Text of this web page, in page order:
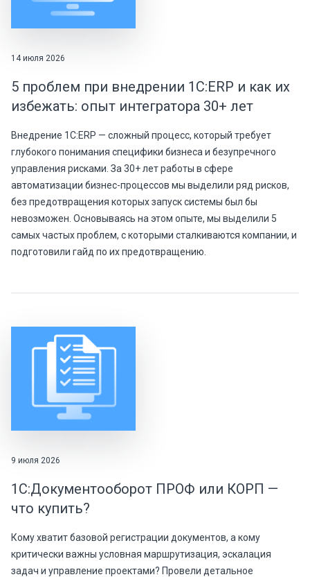
14 июля 2026
5 проблем при внедрении 1С:ERP и как их
избежать: опыт интегратора 30+ лет
Внедрение 1С:ERP — сложный процесс, который требует
глубокого понимания специфики бизнеса и безупречного
управления рисками. За 30+ лет работы в сфере
автоматизации бизнес-процессов мы выделили ряд рисков,
без предотвращения которых запуск системы был бы
невозможен. Основываясь на этом опыте, мы выделили 5
самых частых проблем, с которыми сталкиваются компании, и
подготовили гайд по их предотвращению.
9 июля 2026
1С:Документооборот ПРОФ или КОРП —
что купить?
Кому хватит базовой регистрации документов, а кому
критически важны условная маршрутизация, эскалация
задач и управление проектами? Провели детальное